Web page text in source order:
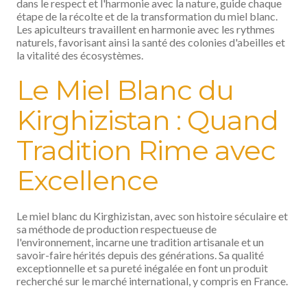
dans le respect et l'harmonie avec la nature, guide chaque
étape de la récolte et de la transformation du miel blanc.
Les apiculteurs travaillent en harmonie avec les rythmes
naturels, favorisant ainsi la santé des colonies d'abeilles et
la vitalité des écosystèmes.
Le Miel Blanc du
Kirghizistan : Quand
Tradition Rime avec
Excellence
Le miel blanc du Kirghizistan, avec son histoire séculaire et
sa méthode de production respectueuse de
l'environnement, incarne une tradition artisanale et un
savoir-faire hérités depuis des générations. Sa qualité
exceptionnelle et sa pureté inégalée en font un produit
recherché sur le marché international, y compris en France.